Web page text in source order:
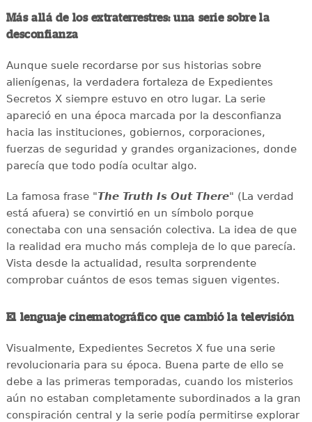
Más allá de los extraterrestres: una serie sobre la
desconfianza
Aunque suele recordarse por sus historias sobre
alienígenas, la verdadera fortaleza de Expedientes
Secretos X siempre estuvo en otro lugar. La serie
apareció en una época marcada por la desconfianza
hacia las instituciones, gobiernos, corporaciones,
fuerzas de seguridad y grandes organizaciones, donde
parecía que todo podía ocultar algo.
La famosa frase "The Truth Is Out There" (La verdad
está afuera) se convirtió en un símbolo porque
conectaba con una sensación colectiva. La idea de que
la realidad era mucho más compleja de lo que parecía.
Vista desde la actualidad, resulta sorprendente
comprobar cuántos de esos temas siguen vigentes.
El lenguaje cinematográfico que cambió la televisión
Visualmente, Expedientes Secretos X fue una serie
revolucionaria para su época. Buena parte de ello se
debe a las primeras temporadas, cuando los misterios
aún no estaban completamente subordinados a la gran
conspiración central y la serie podía permitirse explorar